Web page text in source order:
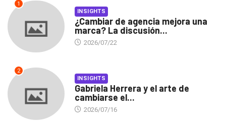
1
INSIGHTS
¿Cambiar de agencia mejora una
marca? La discusión...
2026/07/22
2
INSIGHTS
Gabriela Herrera y el arte de
cambiarse el...
2026/07/16